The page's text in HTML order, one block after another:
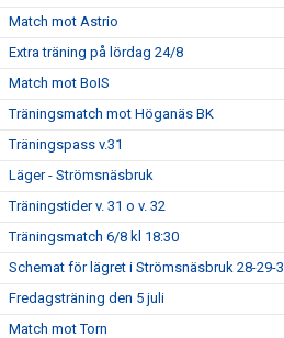
Match mot Astrio
Extra träning på lördag 24/8
Match mot BoIS
Träningsmatch mot Höganäs BK
Träningspass v.31
Läger - Strömsnäsbruk
Träningstider v. 31 o v. 32
Träningsmatch 6/8 kl 18:30
Schemat för lägret i Strömsnäsbruk 28-29-
Fredagsträning den 5 juli
Match mot Torn